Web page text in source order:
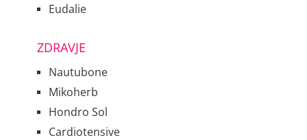
Eudalie
ZDRAVJE
Nautubone
Mikoherb
Hondro Sol
Cardiotensive